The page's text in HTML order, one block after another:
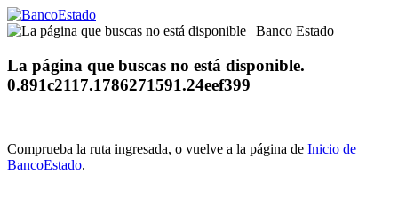
La página que buscas no está disponible.
0.891c2117.1786271591.24eef399
Comprueba la ruta ingresada, o vuelve a la página de Inicio de
BancoEstado.